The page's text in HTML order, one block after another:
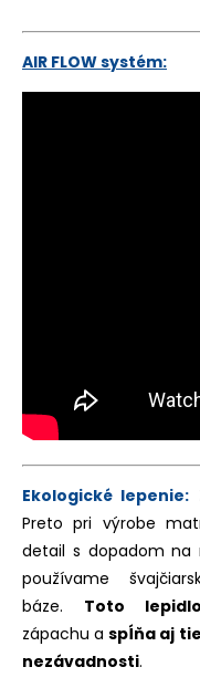
AIR FLOWsystém:
Ekologické lepenie:
Preto pri výrobe
detail s dopadom na
používame
báze. Toto
zápachu aspĺňa aj
nezávadnosti.